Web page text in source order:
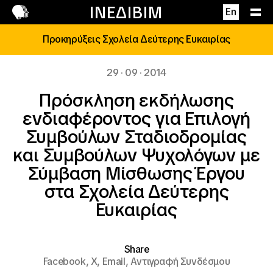
ΙΝΕΔΙΒΙΜ En
Επικοινωνία
Προκηρύξεις Σχολεία Δεύτερης Ευκαιρίας
29 · 09 · 2014
Πρόσκληση εκδήλωσης
ενδιαφέροντος για Επιλογή
Συμβούλων Σταδιοδρομίας
και Συμβούλων Ψυχολόγων με
Σύμβαση Μίσθωσης Έργου
στα Σχολεία Δεύτερης
Ευκαιρίας
Share
Facebook,X, Email,Αντιγραφή Συνδέσμου